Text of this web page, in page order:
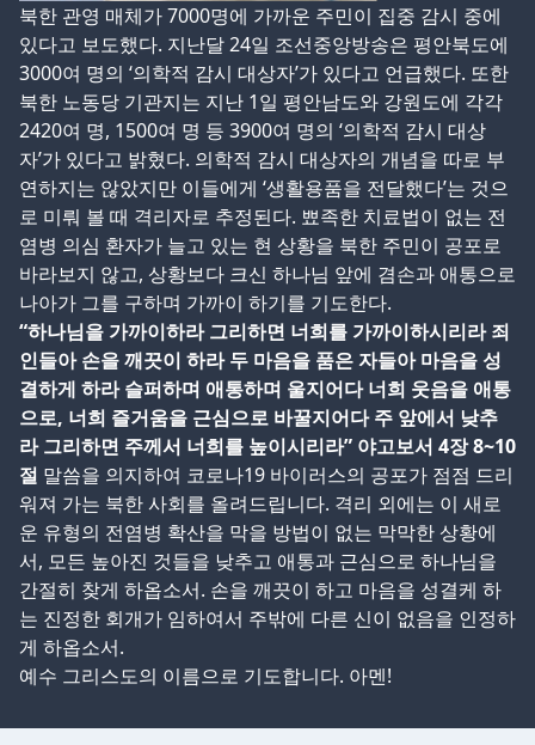
북한 관영 매체가 7000명에 가까운 주민이 집중 감시 중에
있다고 보도했다. 지난달 24일 조선중앙방송은 평안북도에
3000여 명의 ‘의학적 감시 대상자’가 있다고 언급했다. 또한
북한 노동당 기관지는 지난 1일 평안남도와 강원도에 각각
2420여 명, 1500여 명 등 3900여 명의 ‘의학적 감시 대상
자’가 있다고 밝혔다. 의학적 감시 대상자의 개념을 따로 부
연하지는 않았지만 이들에게 ‘생활용품을 전달했다’는 것으
로 미뤄 볼 때 격리자로 추정된다. 뾰족한 치료법이 없는 전
염병 의심 환자가 늘고 있는 현 상황을 북한 주민이 공포로
바라보지 않고, 상황보다 크신 하나님 앞에 겸손과 애통으로
나아가 그를 구하며 가까이 하기를 기도한다.
“하나님을 가까이하라 그리하면 너희를 가까이하시리라 죄
인들아 손을 깨끗이 하라 두 마음을 품은 자들아 마음을 성
결하게 하라 슬퍼하며 애통하며 울지어다 너희 웃음을 애통
으로, 너희 즐거움을 근심으로 바꿀지어다 주 앞에서 낮추
라 그리하면 주께서 너희를 높이시리라” 야고보서 4장 8~10
절 말씀을 의지하여 코로나19 바이러스의 공포가 점점 드리
워져 가는 북한 사회를 올려드립니다. 격리 외에는 이 새로
운 유형의 전염병 확산을 막을 방법이 없는 막막한 상황에
서, 모든 높아진 것들을 낮추고 애통과 근심으로 하나님을
간절히 찾게 하옵소서. 손을 깨끗이 하고 마음을 성결케 하
는 진정한 회개가 임하여서 주밖에 다른 신이 없음을 인정하
게 하옵소서.
예수 그리스도의 이름으로 기도합니다. 아멘!